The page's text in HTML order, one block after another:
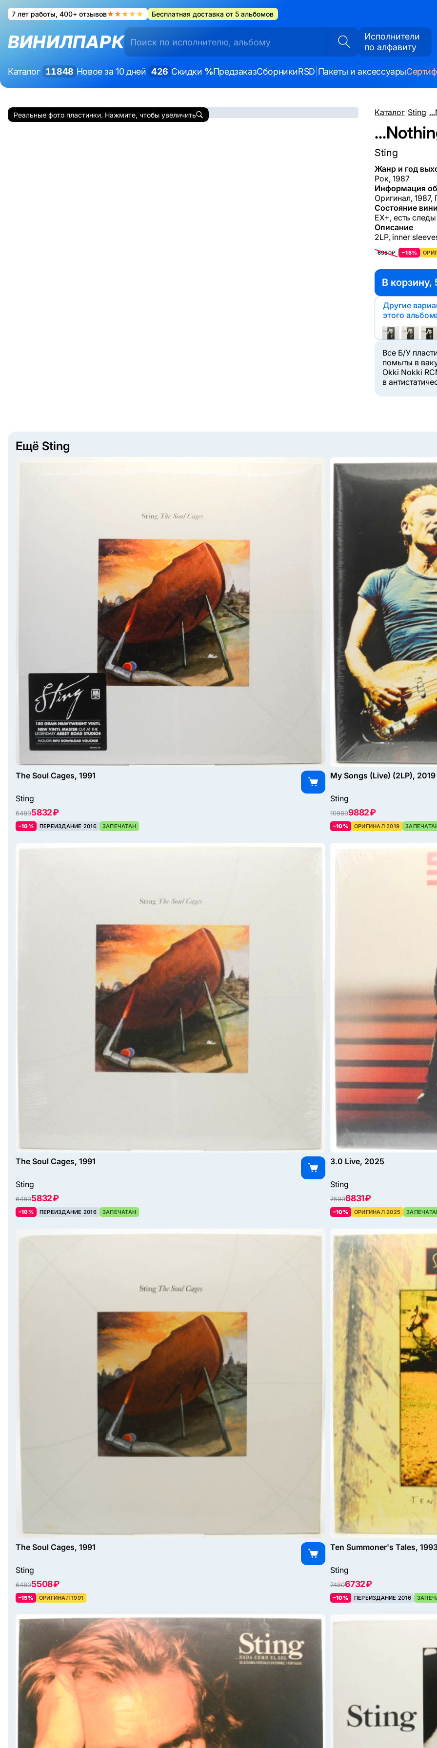
7 лет работы, 400+ отзывов★★★★★ Бесплатная доставка от 5 альбомов
ВИНИЛПАРК
Исполнители
по алфавиту
Каталог 11848 Новое за 10 дней 426 Скидки %ПредзаказСборникиRSD Пакеты и аксессуары
Каталог/Sting/
Sting
Жанр и год
Рок, 1987
Информация
Оригинал, 1987,
Состояние
EX+, есть
Описание
2LP, inner
6980₽ −15%
В корзину,
Другие
этого
Все Б/У
помыты в
Okki Nokki
в
Реальные фото пластинки. Нажмите, чтобы увеличить
Ещё Sting
The Soul Cages, 1991
Sting
64805832 ₽
–10% ПЕРЕИЗДАНИЕ 2016 ЗАПЕЧАТАН
My Songs (Live) (2LP), 2019
Sting
109809882 ₽
–10% ОРИГИНАЛ 2019
The Soul Cages, 1991
Sting
64805832 ₽
–10% ПЕРЕИЗДАНИЕ 2016 ЗАПЕЧАТАН
3.0 Live, 2025
Sting
75906831 ₽
–10% ОРИГИНАЛ 2025
The Soul Cages, 1991
Sting
64805508 ₽
–15% ОРИГИНАЛ 1991
Ten Summoner's Tales,
Sting
74806732 ₽
–10% ПЕРЕИЗДАНИЕ 2016